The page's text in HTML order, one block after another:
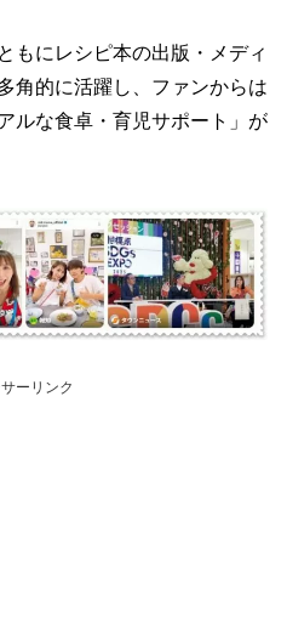
もにレシピ本の出版・メディ
角的に活躍し、ファンからは
ルな食卓・育児サポート」が
ーリンク